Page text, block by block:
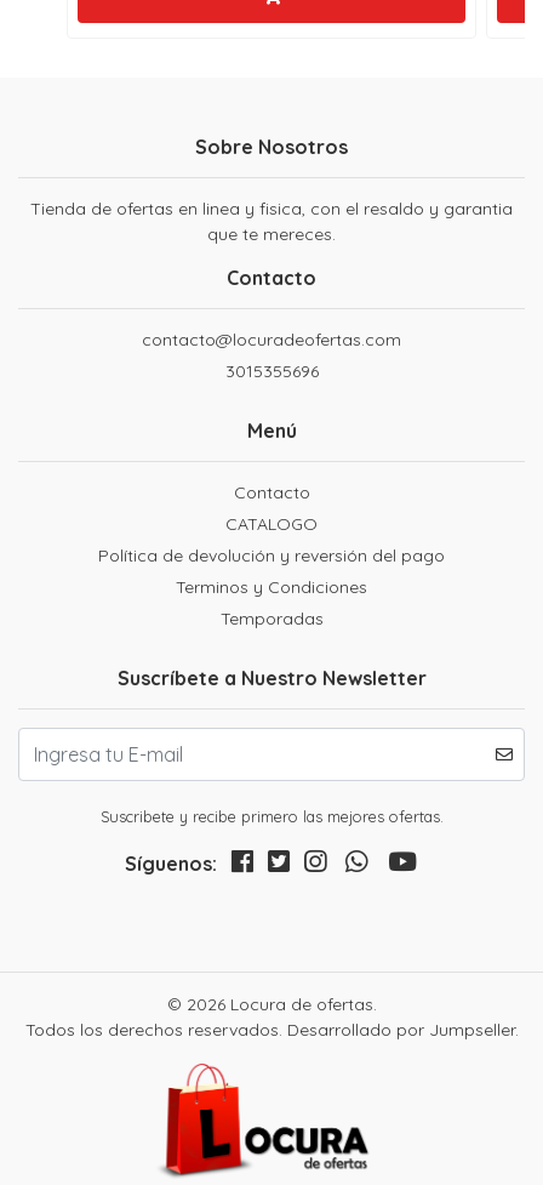
Sobre Nosotros
Tienda de ofertas en linea y fisica, con el resaldo y garantia
que te mereces.
Contacto
contacto@locuradeofertas.com
3015355696
Menú
Contacto
CATALOGO
Política de devolución y reversión del pago
Terminos y Condiciones
Temporadas
Suscríbete a Nuestro Newsletter
Suscribete y recibe primero las mejores ofertas.
Síguenos:
© 2026 Locura de ofertas.
Todos los derechos reservados. Desarrollado por Jumpseller.